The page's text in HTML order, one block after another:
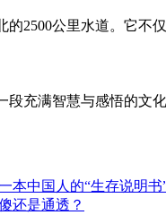
2500公里水道。它不
段充满智慧与感悟的文
本中国人的“生存说明书
还是通透？